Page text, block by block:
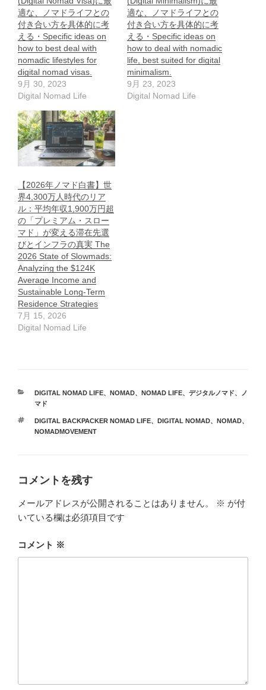
適な、ノマドライフとの
付き合い方を具体的に考
える・Specific ideas on
how to best deal with
nomadic lifestyles for
digital nomad visas.
9月 30, 2023
Digital Nomad Life
適な、ノマドライフとの
付き合い方を具体的に考
える・Specific ideas on
how to deal with nomadic
life, best suited for digital
minimalism.
9月 23, 2023
Digital Nomad Life
【2026年ノマド白書】世
界4,300万人時代のリア
ル：平均年収1,900万円超
の「プレミアム・スロー
マド」が変える滞在先選
びとインフラの真実 The
2026 State of Slowmads:
Analyzing the $124K
Average Income and
Sustainable Long-Term
Residence Strategies
7月 15, 2026
Digital Nomad Life
カ
テ
リ
ー
DIGITAL NOMAD LIFE、 NOMAD、 NOMAD LIFE、 デジタルノマド、
ノ
マド
タ
グ
DIGITAL BACKPACKER NOMAD LIFE、 DIGITAL NOMAD、 NOMAD、
NOMADMOVEMENT
コメントを残す
メールアドレスが公開されることはありません。 ※ が付
いている欄は必須項目です
コメント ※